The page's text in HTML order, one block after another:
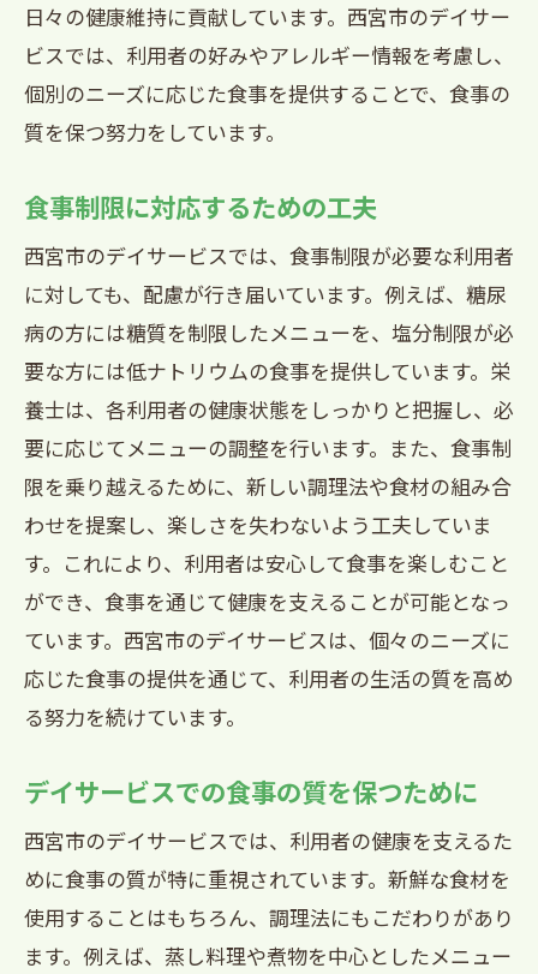
日々の健康維持に貢献しています。西宮市のデイサー
ビスでは、利用者の好みやアレルギー情報を考慮し、
個別のニーズに応じた食事を提供することで、食事の
質を保つ努力をしています。
食事制限に対応するための工夫
西宮市のデイサービスでは、食事制限が必要な利用者
に対しても、配慮が行き届いています。例えば、糖尿
病の方には糖質を制限したメニューを、塩分制限が必
要な方には低ナトリウムの食事を提供しています。栄
養士は、各利用者の健康状態をしっかりと把握し、必
要に応じてメニューの調整を行います。また、食事制
限を乗り越えるために、新しい調理法や食材の組み合
わせを提案し、楽しさを失わないよう工夫していま
す。これにより、利用者は安心して食事を楽しむこと
ができ、食事を通じて健康を支えることが可能となっ
ています。西宮市のデイサービスは、個々のニーズに
応じた食事の提供を通じて、利用者の生活の質を高め
る努力を続けています。
デイサービスでの食事の質を保つために
西宮市のデイサービスでは、利用者の健康を支えるた
めに食事の質が特に重視されています。新鮮な食材を
使用することはもちろん、調理法にもこだわりがあり
ます。例えば、蒸し料理や煮物を中心としたメニュー